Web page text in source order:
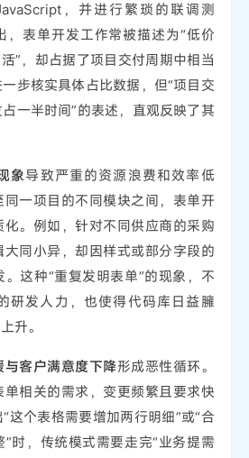
，并进行繁琐的联调测
，表单开发工作常被描述为“低价
”，却占据了项目交付周期中相当
步核实具体占比数据，但“项目交
一半时间”的表述，直观反映了其
象导致严重的资源浪费和效率低
一项目的不同模块之间，表单开
。例如，针对不同供应商的采购
同小异，却因样式或部分字段的
这种“重复发明表单”的现象，不
研发人力，也使得代码库日益臃
升。
与客户满意度下降形成恶性循环。
相关的需求，变更频繁且要求快
这个表格需要增加两行明细”或“合
时，传统模式需要走完“业务提需